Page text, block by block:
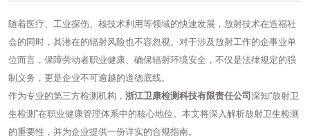
随着医疗、工业探伤、核技术利用等领域的快速发展，放射技术在造福社
会的同时，其潜在的辐射风险也不容忽视。对于涉及放射工作的企事业单
位而言，保障劳动者职业健康、确保辐射环境安全，不仅是法律规定的强
制义务，更是企业不可逾越的道德底线。
作为专业的第三方检测机构， 浙江卫康检测科技有限责任公司深知“放射卫
生检测”在职业健康管理体系中的核心地位。本文将深入解析放射卫生检测
的重要性，并为企业提供一份详实的合规指南。